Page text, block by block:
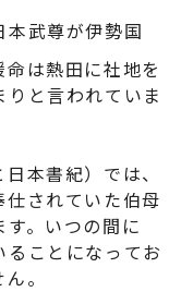
武尊が伊勢国
は熱田に社地を
と言われていま
本書紀）では、
されていた伯母
。いつの間に
ことになってお
。